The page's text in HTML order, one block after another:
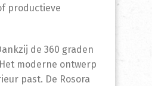
productieve
de 360 graden
moderne ontwerp
past. De Rosora